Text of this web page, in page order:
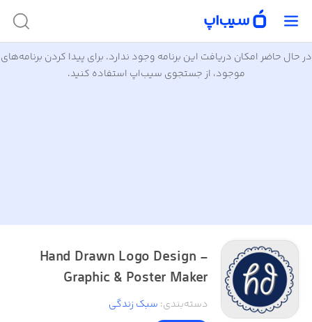
در حال حاضر امکان دریافت این برنامه وجود ندارد. برای پیدا کردن برنامه‌های
موجود، از جستجوی سیب‌اپ استفاده کنید.
Hand Drawn Logo Design -
Graphic & Poster Maker
دسته‌بندی: سبک زندگی